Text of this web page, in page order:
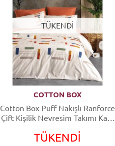
TÜKENDİ
COTTON BOX
Cotton Box Puff Nakışlı Ranforce
Çift Kişilik Nevresim Takımı Katy
TÜKENDİ